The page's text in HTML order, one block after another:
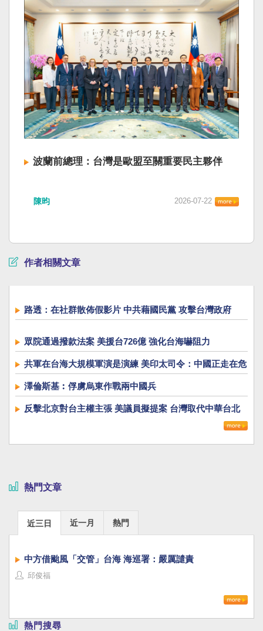
波蘭前總理：台灣是歐盟至關重要民主夥伴
陳昀 2026-07-22
作者相關文章
路透：在社群散佈假影片 中共藉國民黨 攻擊台灣政府
眾院通過撥款法案 美援台726億 強化台海嚇阻力
共軍在台海大規模軍演是演練 美印太司令：中國正走在危
險道路上
澤倫斯基︰俘虜烏東作戰兩中國兵
反擊北京對台主權主張 美議員擬提案 台灣取代中華台北
熱門文章
近三日 近一月 熱門
中方借颱風「交管」台海 海巡署：嚴厲譴責
邱俊福
熱門搜尋